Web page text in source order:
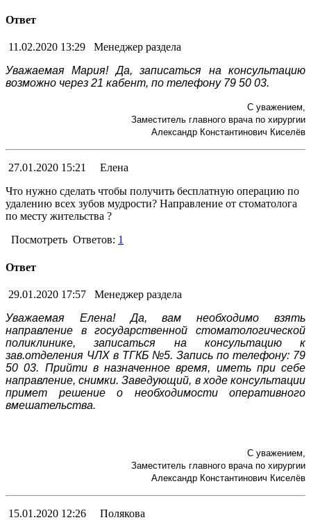
Ответ
11.02.2020 13:29
Менеджер раздела
Уважаемая Мария! Да, записаться на консультацию
возможно через 21 кабент, по телефону 79 50 03.
С уважением,
Заместитель главного врача по хирургии
Александр Константинович Киселёв
27.01.2020 15:21
Елена
Что нужно сделать чтобы получить бесплатную операцию по
удалению всех зубов мудрости? Направление от стоматолога
по месту жительства ?
Посмотреть Ответов: 1
Ответ
29.01.2020 17:57
Менеджер раздела
Уважаемая Елена! Да, вам необходимо взять
направление в государственной стоматологической
поликлинике, записаться на консультацию к
зав.отделения ЧЛХ в ТГКБ №5. Запись по телефону: 79
50 03. Прийти в назначенное время, иметь при себе
направление, снимки. Заведующий, в ходе консультации
примет решение о необходимости оперативного
вмешательства.
С уважением,
Заместитель главного врача по хирургии
Александр Константинович Киселёв
15.01.2020 12:26 Полякова